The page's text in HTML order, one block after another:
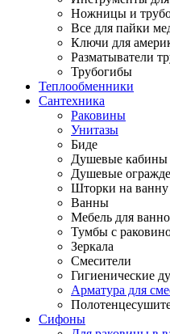
Ножницы и
Все для пайки
Ключи для
Разматыватели
Трубогибы
Теплообменники
Сантехника
Раковины
Унитазы
Биде
Душевые кабины
Душевые
Шторки на ванну
Ванны
Мебель для
Тумбы с
Зеркала
Смесители
Гигиенические
Арматура для
Сифоны